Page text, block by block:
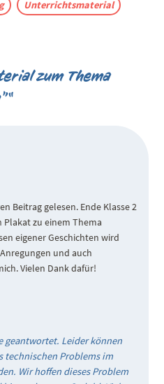
Unterrichtsmaterial
zum Thema
Beitrag gelesen. Ende Klasse 2
zu einem Thema
eigener Geschichten wird
und auch
Vielen Dank dafür!
geantwortet. Leider können
technischen Problems im
Wir hoffen dieses Problem